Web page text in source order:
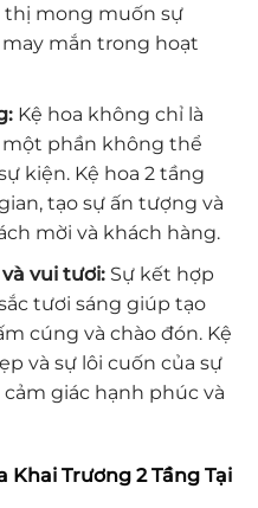
thị mong muốn sự
mắn trong hoạt
Kệ hoa không chỉ là
phần không thể
kiện. Kệ hoa 2 tầng
tạo sự ấn tượng và
mời và khách hàng.
vui tươi:Sự kết hợp
tươi sáng giúp tạo
cúng và chào đón. Kệ
và sự lôi cuốn của sự
giác hạnh phúc và
Khai Trương 2 Tầng Tại